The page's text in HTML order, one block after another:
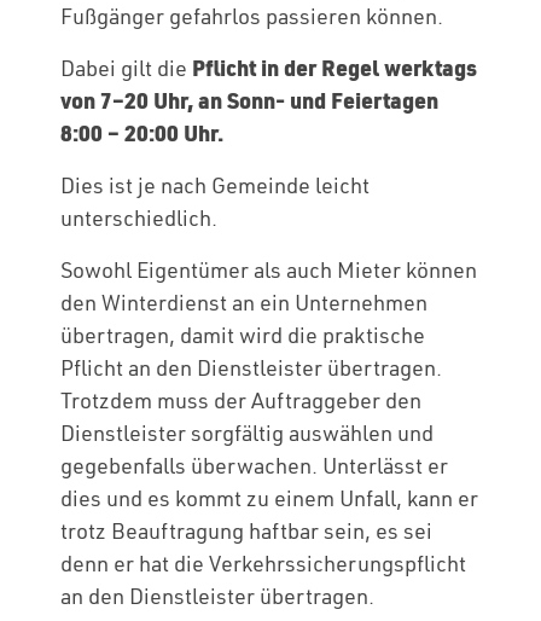
Fußgänger gefahrlos passieren können.
Dabei gilt die Pflicht in der Regel werktags
von 7–20 Uhr, an Sonn- und Feiertagen
8:00 – 20:00 Uhr.
Dies ist je nach Gemeinde leicht
unterschiedlich.
Sowohl Eigentümer als auch Mieter können
den Winterdienst an ein Unternehmen
übertragen, damit wird die praktische
Pflicht an den Dienstleister übertragen.
Trotzdem muss der Auftraggeber den
Dienstleister sorgfältig auswählen und
gegebenfalls überwachen. Unterlässt er
dies und es kommt zu einem Unfall, kann er
trotz Beauftragung haftbar sein, es sei
denn er hat die Verkehrssicherungspflicht
an den Dienstleister übertragen.